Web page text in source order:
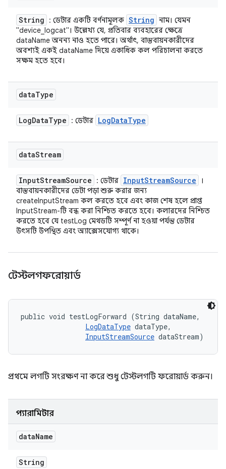
String : ডেটার একটি বর্ণনামূলক String নাম। যেমন
"device_logcat"। উল্লেখ্য যে, প্রতিবার ব্যবহারের ক্ষেত্রে
dataName অনন্য নাও হতে পারে। অর্থাৎ, বাস্তবায়নকারীদের
অবশ্যই একই dataName দিয়ে একাধিক কল পরিচালনা করতে
সক্ষম হতে হবে।
dataType
LogDataType : ডেটার LogDataType
dataStream
InputStreamSource : ডেটার InputStreamSource
।
বাস্তবায়নকারীদের ডেটা পড়া শুরু করার জন্য
createInputStream কল করতে হবে এবং কাজ শেষ হলে প্রাপ্ত
InputStream-টি বন্ধ করা নিশ্চিত করতে হবে। কলারদের নিশ্চিত
করতে হবে যে testLog মেথডটি সম্পূর্ণ না হওয়া পর্যন্ত ডেটার
উৎসটি উপস্থিত এবং অ্যাক্সেসযোগ্য থাকে।
টেস্টলগফরোয়ার্ড
public void testLogForward (String dataName,
LogDataType dataType,
InputStreamSource dataStream)
প্রথমে লগটি সংরক্ষণ না করে শুধু টেস্টলগটি ফরোয়ার্ড করুন।
প্যারামিটার
dataName
String